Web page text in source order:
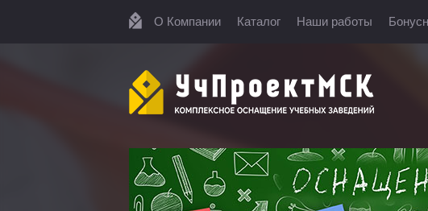
О Компании Каталог Наши работы